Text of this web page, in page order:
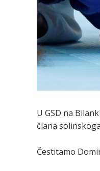
U GSD na
člana
Čestitamo